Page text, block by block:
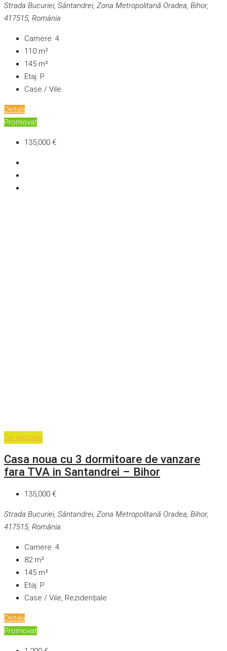
Strada Bucuriei, Sântandrei, Zona Metropolitană Oradea, Bihor,
417515, România
Camere: 4
110 m²
145 m²
Etaj: P
Case / Vile
Detalii
Promovat
135,000 €
De vânzare
Casa noua cu 3 dormitoare de vanzare
fara TVA in Santandrei – Bihor
135,000 €
Strada Bucuriei, Sântandrei, Zona Metropolitană Oradea, Bihor,
417515, România
Camere: 4
82 m²
145 m²
Etaj: P
Case / Vile, Rezidențiale
Detalii
Promovat